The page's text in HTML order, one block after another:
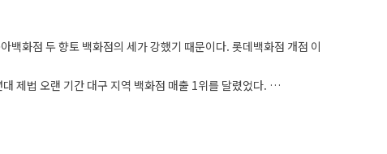
백화점 두 향토 백화점의 세가 강했기 때문이다. 롯데백화점 개점 이
제법 오랜 기간 대구 지역 백화점 매출 1위를 달렸었다.
, 멀버리, 코치, 엠포리오 아르마니 등을 비롯해 지금은 퇴점한 루